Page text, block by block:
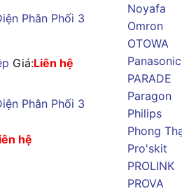
Phân Phối 3
Giá:Liên hệ
Phân Phối 3
hệ
Noyafa
Omron
OTOWA
Panasonic
PARADE
Paragon
Philips
Phong
Pro'skit
PROLINK
PROVA